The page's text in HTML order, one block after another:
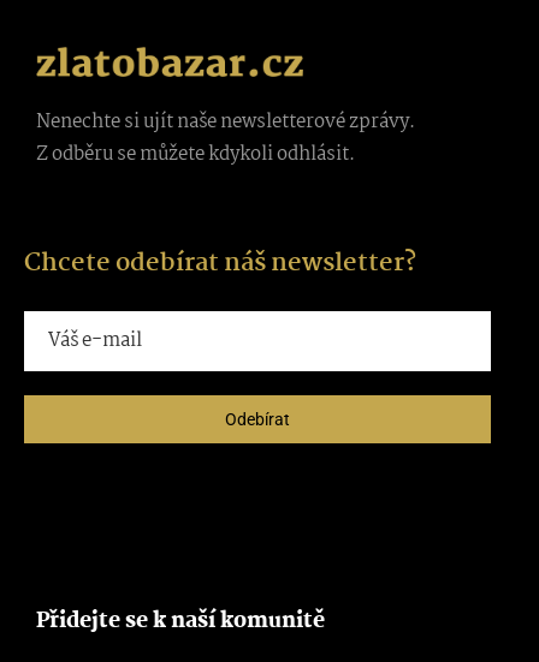
Nenechte si ujít naše newsletterové zprávy.
Z odběru se můžete kdykoli odhlásit.
Chcete odebírat náš newsletter?
Odebírat
Přidejte se k naší komunitě